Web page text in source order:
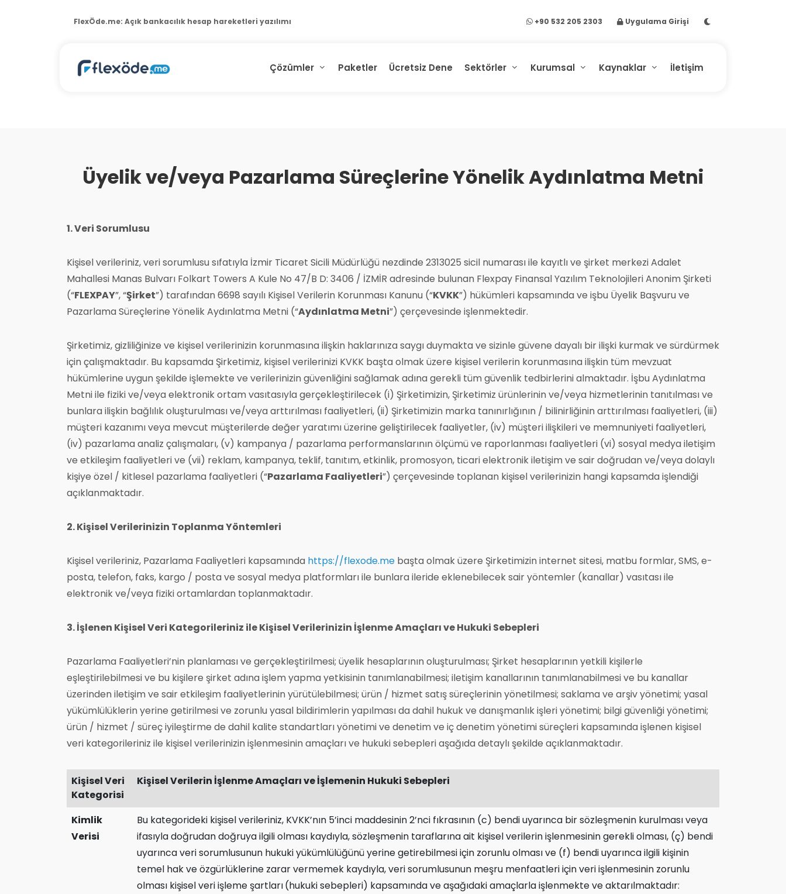
FlexÖde.me: POS terminal raporlama yazılımı +90 532 205 2303 Uygulama Girişi
Çözümler Paketler Ücretsiz Dene Sektörler Kurumsal Kaynaklar İletişim
Üyelik ve/veya Pazarlama Süreçlerine Yönelik Aydınlatma Metni
1. Veri Sorumlusu
Kişisel verileriniz, veri sorumlusu sıfatıyla İzmir Ticaret Sicili Müdürlüğü nezdinde 2313025 sicil numarası ile kayıtlı ve şirket merkezi Adalet
Mahallesi Manas Bulvarı Folkart Towers A Kule No 47/B D: 3406 / İZMİR adresinde bulunan Flexpay Finansal Yazılım Teknolojileri Anonim Şirketi
(“FLEXPAY”, “Şirket”) tarafından 6698 sayılı Kişisel Verilerin Korunması Kanunu (“KVKK”) hükümleri kapsamında ve işbu Üyelik Başvuru ve
Pazarlama Süreçlerine Yönelik Aydınlatma Metni (“Aydınlatma Metni”) çerçevesinde işlenmektedir.
Şirketimiz, gizliliğinize ve kişisel verilerinizin korunmasına ilişkin haklarınıza saygı duymakta ve sizinle güvene dayalı bir ilişki kurmak ve sürdürmek
için çalışmaktadır. Bu kapsamda Şirketimiz, kişisel verilerinizi KVKK başta olmak üzere kişisel verilerin korunmasına ilişkin tüm mevzuat
hükümlerine uygun şekilde işlemekte ve verilerinizin güvenliğini sağlamak adına gerekli tüm güvenlik tedbirlerini almaktadır. İşbu Aydınlatma
Metni ile fiziki ve/veya elektronik ortam vasıtasıyla gerçekleştirilecek (i) Şirketimizin, Şirketimiz ürünlerinin ve/veya hizmetlerinin tanıtılması ve
bunlara ilişkin bağlılık oluşturulması ve/veya arttırılması faaliyetleri, (ii) Şirketimizin marka tanınırlığının / bilinirliğinin arttırılması faaliyetleri, (iii)
müşteri kazanımı veya mevcut müşterilerde değer yaratımı üzerine geliştirilecek faaliyetler, (iv) müşteri ilişkileri ve memnuniyeti faaliyetleri,
(iv) pazarlama analiz çalışmaları, (v) kampanya / pazarlama performanslarının ölçümü ve raporlanması faaliyetleri (vi) sosyal medya iletişim
ve etkileşim faaliyetleri ve (vii) reklam, kampanya, teklif, tanıtım, etkinlik, promosyon, ticari elektronik iletişim ve sair doğrudan ve/veya dolaylı
kişiye özel / kitlesel pazarlama faaliyetleri (“Pazarlama Faaliyetleri”) çerçevesinde toplanan kişisel verilerinizin hangi kapsamda işlendiği
açıklanmaktadır.
2. Kişisel Verilerinizin Toplanma Yöntemleri
Kişisel verileriniz, Pazarlama Faaliyetleri kapsamında https://flexode.me başta olmak üzere Şirketimizin internet sitesi, matbu formlar, SMS, e-
posta, telefon, faks, kargo / posta ve sosyal medya platformları ile bunlara ileride eklenebilecek sair yöntemler (kanallar) vasıtası ile
elektronik ve/veya fiziki ortamlardan toplanmaktadır.
3. İşlenen Kişisel Veri Kategorileriniz ile Kişisel Verilerinizin İşlenme Amaçları ve Hukuki Sebepleri
Pazarlama Faaliyetleri’nin planlaması ve gerçekleştirilmesi; üyelik hesaplarının oluşturulması; Şirket hesaplarının yetkili kişilerle
eşleştirilebilmesi ve bu kişilere şirket adına işlem yapma yetkisinin tanımlanabilmesi; iletişim kanallarının tanımlanabilmesi ve bu kanallar
üzerinden iletişim ve sair etkileşim faaliyetlerinin yürütülebilmesi; ürün / hizmet satış süreçlerinin yönetilmesi; saklama ve arşiv yönetimi; yasal
yükümlülüklerin yerine getirilmesi ve zorunlu yasal bildirimlerin yapılması da dahil hukuk ve danışmanlık işleri yönetimi; bilgi güvenliği yönetimi;
ürün / hizmet / süreç iyileştirme de dahil kalite standartları yönetimi ve denetim ve iç denetim yönetimi süreçleri kapsamında işlenen kişisel
veri kategorileriniz ile kişisel verilerinizin işlenmesinin amaçları ve hukuki sebepleri aşağıda detaylı şekilde açıklanmaktadır.
Kişisel Veri
Kategorisi
Kişisel Verilerin İşlenme Amaçları ve İşlemenin Hukuki Sebepleri
Kimlik
Verisi
Bu kategorideki kişisel verileriniz, KVKK’nın 5’inci maddesinin 2’nci fıkrasının (c) bendi uyarınca bir sözleşmenin kurulması veya
ifasıyla doğrudan doğruya ilgili olması kaydıyla, sözleşmenin taraflarına ait kişisel verilerin işlenmesinin gerekli olması, (ç) bendi
uyarınca veri sorumlusunun hukuki yükümlülüğünü yerine getirebilmesi için zorunlu olması ve (f) bendi uyarınca ilgili kişinin
temel hak ve özgürlüklerine zarar vermemek kaydıyla, veri sorumlusunun meşru menfaatleri için veri işlenmesinin zorunlu
olması kişisel veri işleme şartları(hukuki sebepleri) kapsamında ve aşağıdaki amaçlarla işlenmekte ve aktarılmaktadır: